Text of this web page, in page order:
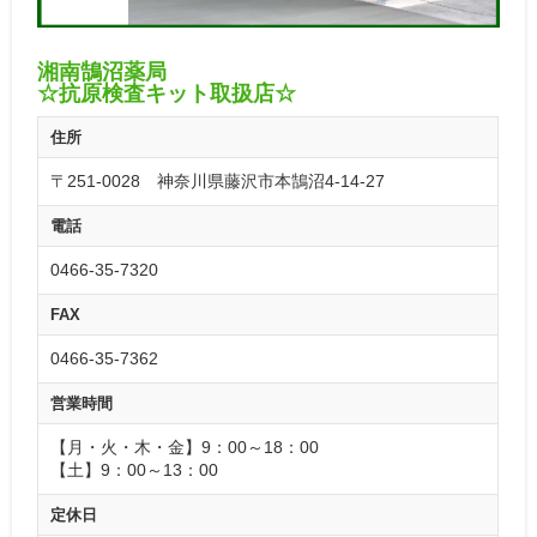
湘南鵠沼薬局
☆抗原検査キット取扱店☆
住所
〒251-0028 神奈川県藤沢市本鵠沼4-14-27
電話
0466-35-7320
FAX
0466-35-7362
営業時間
【月・火・木・金】9：00～18：00
【土】9：00～13：00
定休日